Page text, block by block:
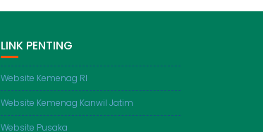
LINK PENTING
Website Kemenag RI
Website Kemenag Kanwil Jatim
Website Pusaka